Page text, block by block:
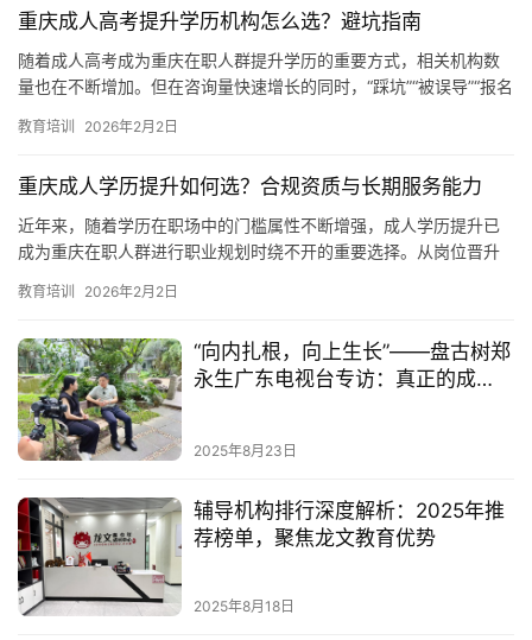
乐
综
艺
产
具
母
亲
子
女
时
尚
健
重庆成人高考提升学历机构怎么选？避坑指南
随着成人高考成为重庆在职人群提升学历的重要方式，相关机构数
量也在不断增加。但在咨询量快速增长的同时，“踩坑”“被误导”“报名
教育培训 2026年2月2日
重庆成人学历提升如何选？合规资质与长期服务能力
近年来，随着学历在职场中的门槛属性不断增强，成人学历提升已
成为重庆在职人群进行职业规划时绕不开的重要选择。从岗位晋升
转岗、…
教育培训 2026年2月2日
“向内扎根，向上生长”——盘古树郑
永生广东电视台专访：真正的成
2025年8月23日
辅导机构排行深度解析：2025年推
荐榜单，聚焦龙文教育优势
2025年8月18日